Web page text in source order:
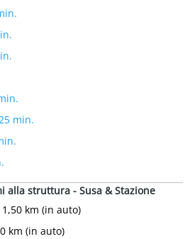
min.
alla struttura - Susa & Stazione
km (in auto)
km (in auto)